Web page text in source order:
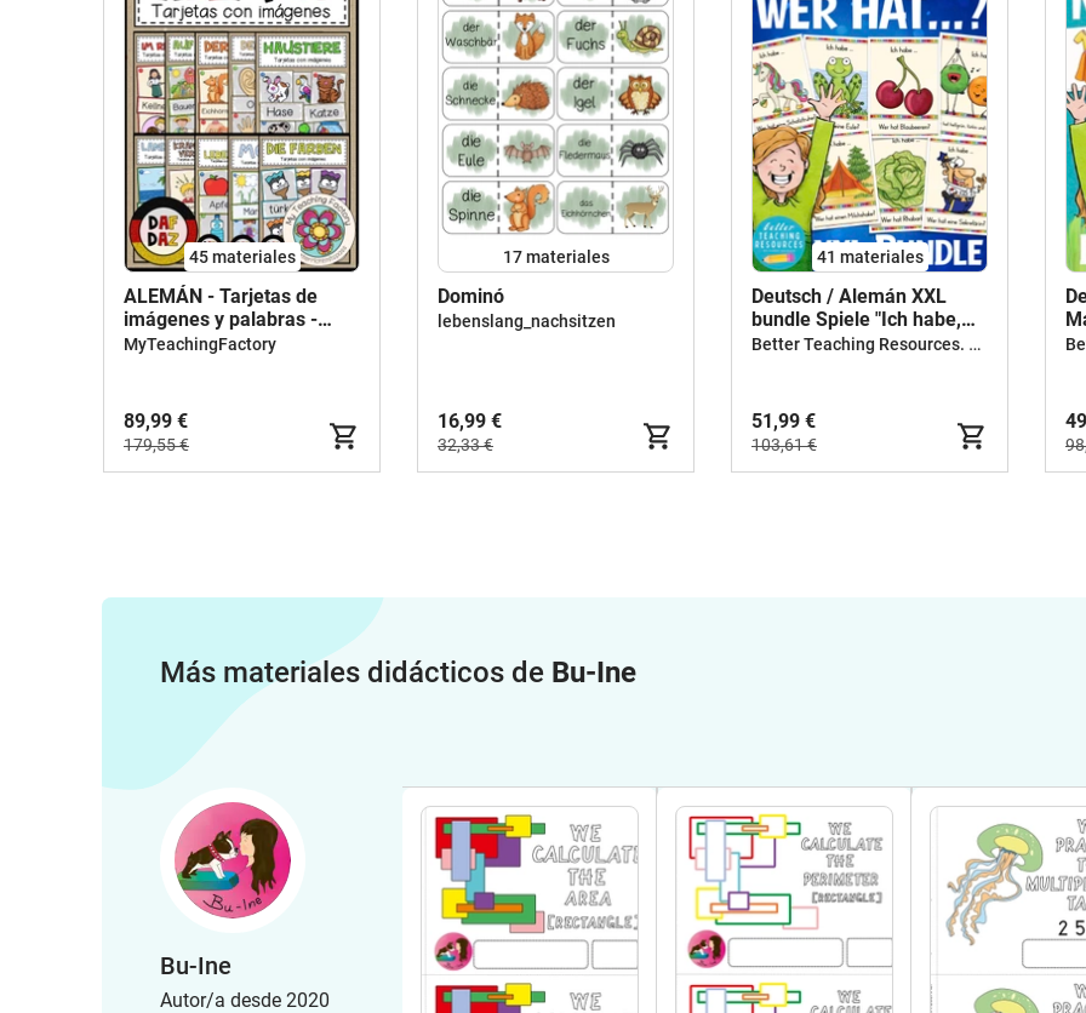
45 materiales
ALEMÁN - Tarjetas de
imágenes y palabras -
PAQUETE DE AHORRO
MyTeachingFactory
89,99 €
179,55 €
17 materiales
Dominó
lebenslang_nachsitzen
16,99 €
32,33 €
41 materiales
Deutsch / Alemán XXL
bundle Spiele "Ich habe,
wer hat?"
Better Teaching Resources. Longer coffee breaks.
51,99 €
103,61 €
Más materiales didácticos de Bu-Ine
Bu-Ine
Autor/a desde 2020